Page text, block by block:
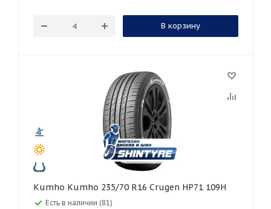
В корзину
Kumho Kumho 235/70 R16 Crugen HP71 109H
Есть в наличии (81)